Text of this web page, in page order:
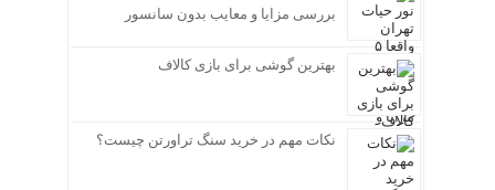
بررسی مزایا و معایب بدون سانسور
بهترین گوشی برای بازی کالاف
نکات مهم در خرید سنگ تراورتن چیست؟